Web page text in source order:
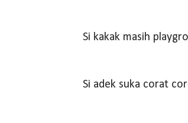
Si kakak masih
Si adek suka corat